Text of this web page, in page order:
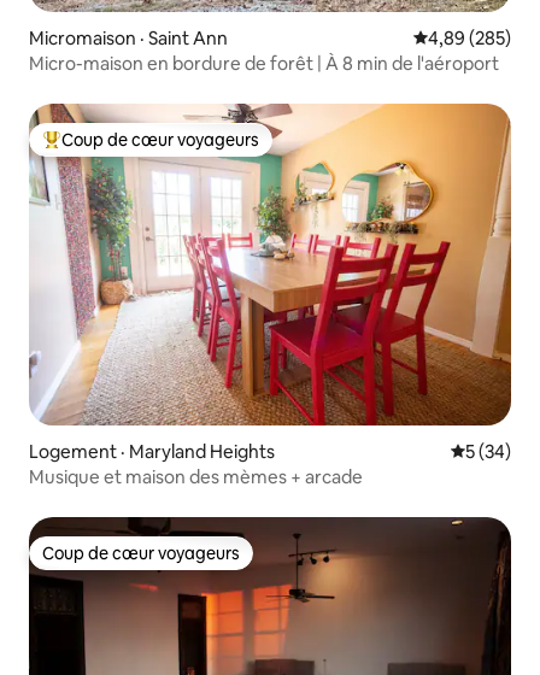
Micromaison · Saint Ann Note
4,89 (285)
Micro-maison en bordure de forêt | À 8 min de l'aéroport
Coup de cœur voyageurs parmi les plus aimés
Coup de cœur voyageurs
Logement · Maryland Heights Note
5 (34)
Musique et maison des mèmes + arcade
Coup de cœur voyageurs
Coup de cœur voyageurs